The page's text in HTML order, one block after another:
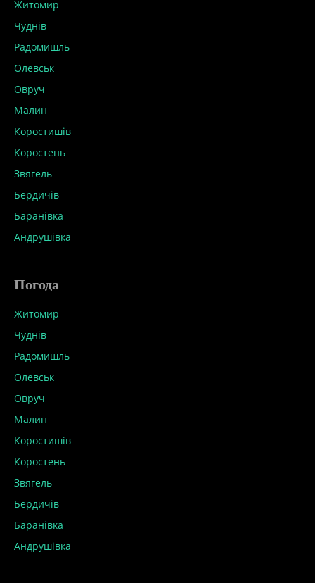
Житомир
Чуднів
Радомишль
Олевськ
Овруч
Малин
Коростишів
Коростень
Звягель
Бердичів
Баранівка
Андрушівка
Погода
Житомир
Чуднів
Радомишль
Олевськ
Овруч
Малин
Коростишів
Коростень
Звягель
Бердичів
Баранівка
Андрушівка